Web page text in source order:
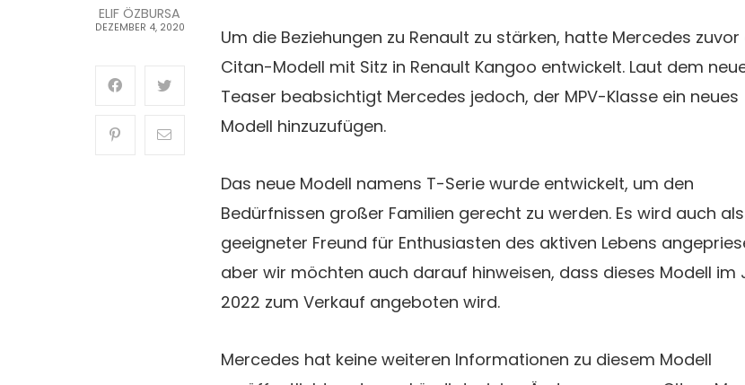
ELIF ÖZBURSA
DEZEMBER 4, 2020
Um die Beziehungen zu Renault zu stärken, hatte Mercedes zuvor
Citan-Modell mit Sitz in Renault Kangoo entwickelt. Laut dem
Teaser beabsichtigt Mercedes jedoch, der MPV-Klasse ein neues
Modell hinzuzufügen.
Das neue Modell namens T-Serie wurde entwickelt, um den
Bedürfnissen großer Familien gerecht zu werden. Es wird auch als
geeigneter Freund für Enthusiasten des aktiven Lebens
aber wir möchten auch darauf hinweisen, dass dieses Modell im
2022 zum Verkauf angeboten wird.
Mercedes hat keine weiteren Informationen zu diesem Modell